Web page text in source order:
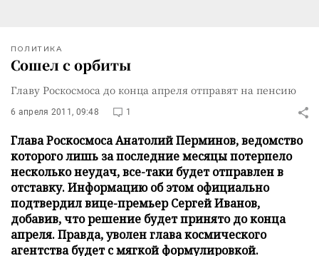
ПОЛИТИКА
Сошел с орбиты
Главу Роскосмоса до конца апреля отправят на пенсию
6 апреля 2011, 09:48 1
Глава Роскосмоса Анатолий Перминов, ведомство
которого лишь за последние месяцы потерпело
несколько неудач, все-таки будет отправлен в
отставку. Информацию об этом официально
подтвердил вице-премьер Сергей Иванов,
добавив, что решение будет принято до конца
апреля. Правда, уволен глава космического
агентства будет с мягкой формулировкой.